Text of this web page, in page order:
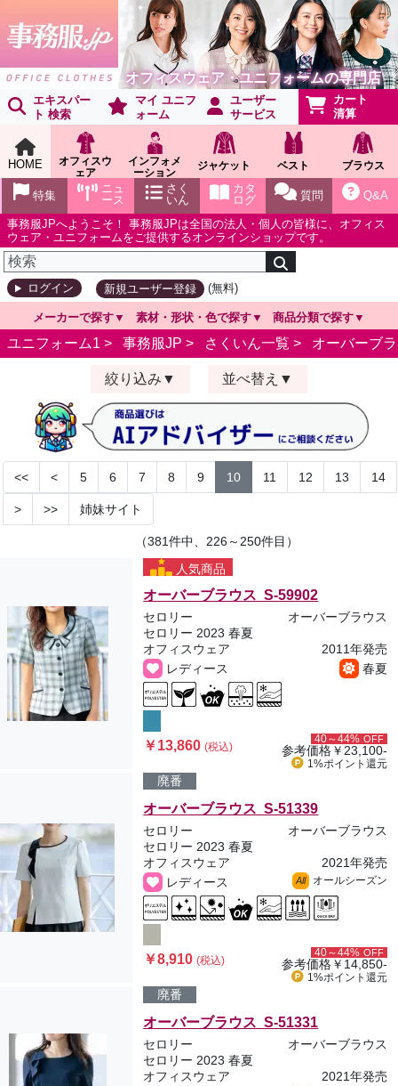
オフィスウェア・ユニフォームの専門店
エキスパー
ト 検索
マイ ユニフ
ォーム
ユーザー
サービス
カート
清算
HOME
オフィスウ
ェア
インフォメ
ーション
ショールー
ム
ジャケット ベスト ブラウス
Q&A
質問
カタ
ログ
さく
いん
ニュ
ース
特集
事務服JPへようこそ！ 事務服JPは全国の法人・個人の皆様に、オフィス
ウェア・ユニフォームをご提供するオンラインショップです。
ログイン 新規ユーザー登録 (無料)
メーカーで探す 素材・形状・色で探す 商品分類で探す
ユニフォーム1 > 事務服JP > さくいん一覧 > オーバーブ
絞り込み 並べ替え
<< < 5 6 7 8 9 10 11 12 13 14
> >> 姉妹サイト
（381件中、226～250件目）
人気商品
オーバーブラウス S-59902
セロリー
オーバーブラウス
セロリー 2023 春夏
オフィスウェア
2011年発売
レディース
春夏
￥13,860(税込)
40～44% OFF
参考価格￥23,100-
1%ポイント 還元
廃番
オーバーブラウス S-51339
セロリー
オーバーブラウス
セロリー 2023 春夏
オフィスウェア
2021年発売
レディース
All オールシーズン
￥8,910(税込)
40～44% OFF
参考価格￥14,850-
1%ポイント 還元
廃番
オーバーブラウス S-51331
セロリー
オーバーブラウス
セロリー 2023 春夏
オフィスウェア
2021年発売